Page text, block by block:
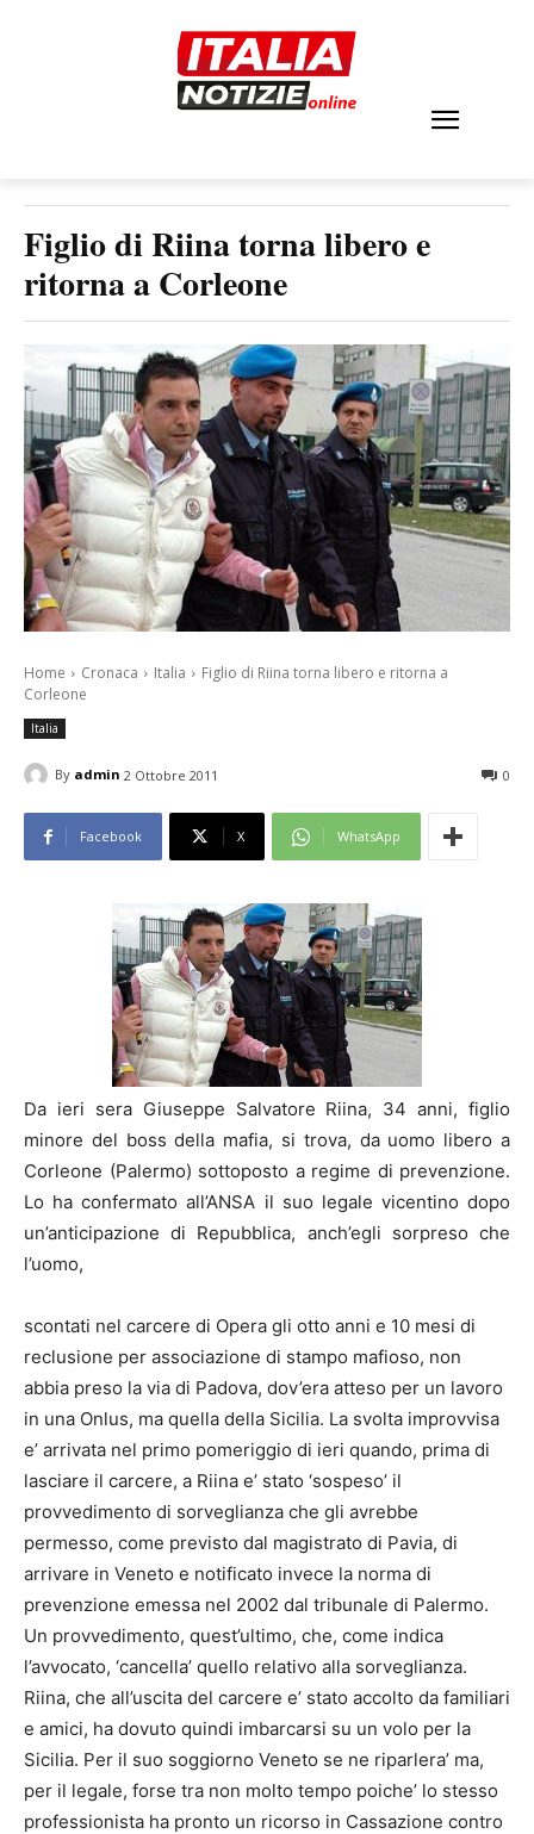
Figlio di Riina torna libero e
ritorna a Corleone
Home Cronaca Italia
Figlio di Riina torna libero e ritorna a
Corleone
Italia
By admin 2 Ottobre 2011 0
Facebook X WhatsApp
Da ieri sera Giuseppe Salvatore Riina, 34 anni, figlio
minore del boss della mafia, si trova, da uomo libero a
Corleone (Palermo) sottoposto a regime di prevenzione.
Lo ha confermato all’ANSA il suo legale vicentino dopo
un’anticipazione di Repubblica, anch’egli sorpreso che
l’uomo,
scontati nel carcere di Opera gli otto anni e 10 mesi di
reclusione per associazione di stampo mafioso, non
abbia preso la via di Padova, dov’era atteso per un lavoro
in una Onlus, ma quella della Sicilia. La svolta improvvisa
e’ arrivata nel primo pomeriggio di ieri quando, prima di
lasciare il carcere, a Riina e’ stato ‘sospeso’ il
provvedimento di sorveglianza che gli avrebbe
permesso, come previsto dal magistrato di Pavia, di
arrivare in Veneto e notificato invece la norma di
prevenzione emessa nel 2002 dal tribunale di Palermo.
Un provvedimento, quest’ultimo, che, come indica
l’avvocato, ‘cancella’ quello relativo alla sorveglianza.
Riina, che all’uscita del carcere e’ stato accolto da familiari
e amici, ha dovuto quindi imbarcarsi su un volo per la
Sicilia. Per il suo soggiorno Veneto se ne riparlera’ ma,
per il legale, forse tra non molto tempo poiche’ lo stesso
professionista ha pronto un ricorso in Cassazione contro